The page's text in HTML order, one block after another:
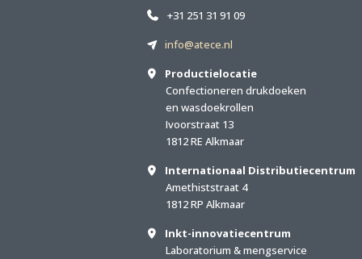
+31 251 31 91 09
info@atece.nl
Productielocatie
Confectioneren drukdoeken
en wasdoekrollen
Ivoorstraat 13
1812 RE Alkmaar
Internationaal Distributiecentrum
Amethiststraat 4
1812 RP Alkmaar
Inkt-innovatiecentrum
Laboratorium & mengservice